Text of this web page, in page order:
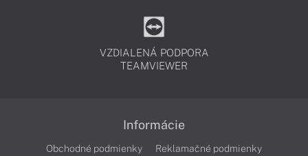
VZDIALENÁ PODPORA
TEAMVIEWER
Informácie
Obchodné podmienky
Reklamačné podmienky